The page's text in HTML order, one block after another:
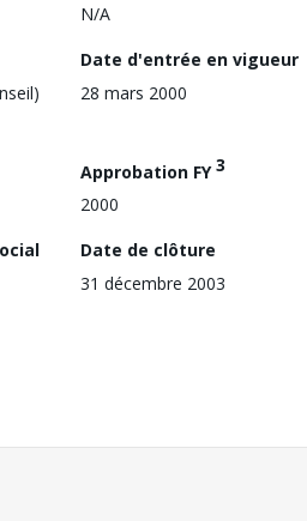
N/A
Date d'entrée en vigueur
28 mars 2000
Approbation FY3
2000
Date de clôture
31 décembre 2003